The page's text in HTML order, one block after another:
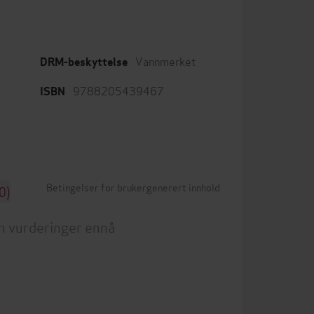
DRM-beskyttelse Vannmerket
ISBN 9788205439467
Betingelser for brukergenerert innhold
vurderinger ennå